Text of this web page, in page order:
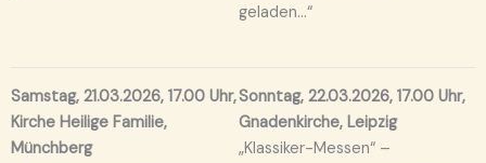
geladen…“
Samstag, 21.03.2026, 17.00 Uhr,
Kirche Heilige Familie,
Münchberg
Sonntag, 22.03.2026, 17.00 Uhr,
Gnadenkirche, Leipzig
„Klassiker-Messen“ –